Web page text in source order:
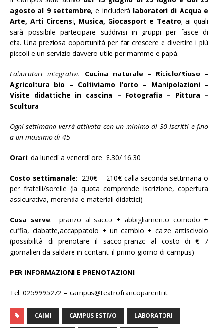
agosto al 9 settembre, e includerà laboratori di Acqua e
Arte, Arti Circensi, Musica, Giocasport e Teatro,ai quali
sarà possibile partecipare suddivisi in gruppi per fasce di
età. Una preziosa opportunità per far crescere e divertire i più
piccoli e un servizio davvero utile per mamme e papà.
Laboratori integrativi: Cucina naturale – Riciclo/Riuso –
Agricoltura bio – Coltiviamo l’orto – Manipolazioni –
Visite didattiche in cascina – Fotografia – Pittura –
Scultura
Ogni settimana verrà attivata con un minimo di 30 iscritti e fino
a un massimo di 45
Orari: da lunedì a venerdì ore 8.30/ 16.30
Costo settimanale: 230€ – 210€ dalla seconda settimana o
per fratelli/sorelle (la quota comprende iscrizione, copertura
assicurativa, merenda e materiali didattici)
Cosa serve: pranzo al sacco + abbigliamento comodo +
cuffia, ciabatte,accappatoio + un cambio + calze antiscivolo
(possibilità di prenotare il sacco-pranzo al costo di € 7
giornalieri da saldare in contanti il primo giorno di campus)
PER INFORMAZIONI E PRENOTAZIONI
Tel. 0259995272 – campus@teatrofrancoparenti.it
CAIMI CAMPUS ESTIVO LABORATORI